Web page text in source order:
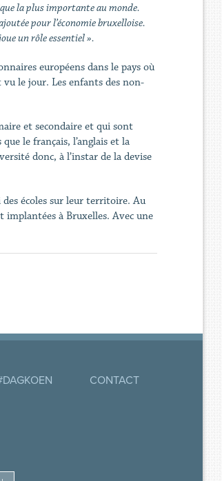
la plus importante au monde.
pour l’économie bruxelloise.
un rôle essentiel ».
européens dans le pays où
vu le jour. Les enfants des non-
et secondaire et qui sont
le français, l’anglais et la
donc, à l’instar de la devise
des écoles sur leur territoire. Au
à Bruxelles. Avec une
CONTACT